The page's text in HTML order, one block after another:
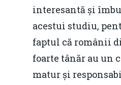
interesantă și
acestui studiu,
faptul că românii
foarte tânăr au un
matur și